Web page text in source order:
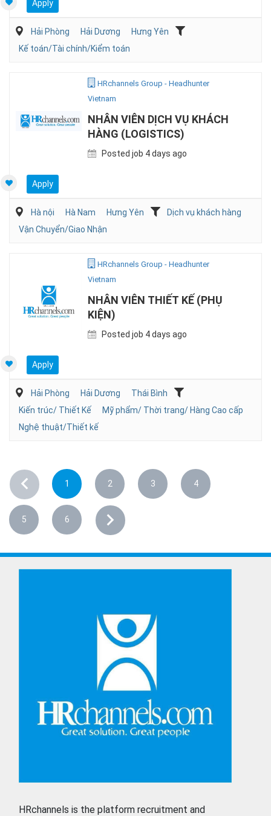
Apply
Hải Phòng Hải Dương
Hưng Yên
Kế toán/Tài chính/Kiểm toán
HRchannels Group - Headhunter
Vietnam
NHÂN VIÊN DỊCH VỤ KHÁCH
HÀNG (LOGISTICS)
Posted job 4 days ago
Apply
Hà nội Hà Nam Hưng Yên
Dịch vụ khách hàng
Vận Chuyển/Giao Nhận
HRchannels Group - Headhunter
Vietnam
NHÂN VIÊN THIẾT KẾ (PHỤ
KIỆN)
Posted job 4 days ago
Apply
Hải Phòng Hải Dương
Thái Bình
Kiến trúc/ Thiết Kế
Mỹ phẩm/ Thời trang/ Hàng Cao cấp
Nghệ thuật/Thiết kế
1 2 3 4
5 6
HRchannels is the platform recruitment and